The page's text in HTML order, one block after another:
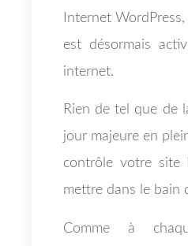
Internet
est désormais
internet.
Rien de tel que de
jour majeure en
contrôle votre site
mettre dans le bain
Comme à